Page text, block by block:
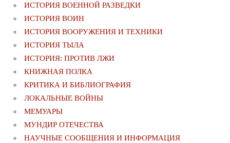
ИСТОРИЯ ВОЕННОЙ РАЗВЕДКИ
ИСТОРИЯ ВОИН
ИСТОРИЯ ВООРУЖЕНИЯ И ТЕХНИКИ
ИСТОРИЯ ТЫЛА
ИСТОРИЯ: ПРОТИВ ЛЖИ
КНИЖНАЯ ПОЛКА
КРИТИКА И БИБЛИОГРАФИЯ
ЛОКАЛЬНЫЕ ВОЙНЫ
МЕМУАРЫ
МУНДИР ОТЕЧЕСТВА
НАУЧНЫЕ СООБЩЕНИЯ И ИНФОРМАЦИЯ